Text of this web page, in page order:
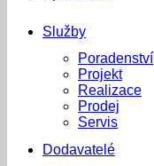
Služby
Poradenství
Projekt
Realizace
Prodej
Servis
Dodavatelé